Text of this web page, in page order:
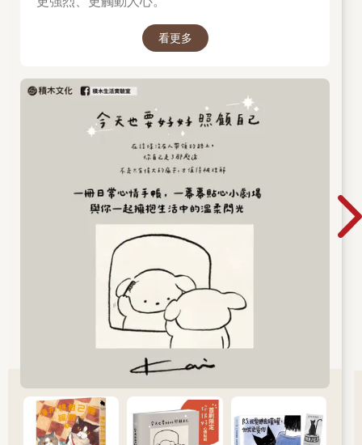
看更多